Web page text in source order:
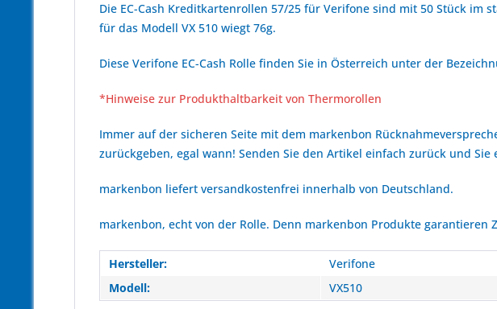
Die EC-Cash Kreditkartenrollen 57/25 für Verifone sind mit 50 Stück im
für das Modell VX 510 wiegt 76g.
Diese Verifone EC-Cash Rolle finden Sie in Österreich unter der
*Hinweise zur Produkthaltbarkeit von Thermorollen
Immer auf der sicheren Seite mit dem markenbon
zurückgeben, egal wann! Senden Sie den Artikel einfach zurück und
markenbon liefert versandkostenfrei innerhalb von Deutschland.
markenbon, echt von der Rolle. Denn markenbon Produkte
Hersteller:
Verifone
Modell:
VX510